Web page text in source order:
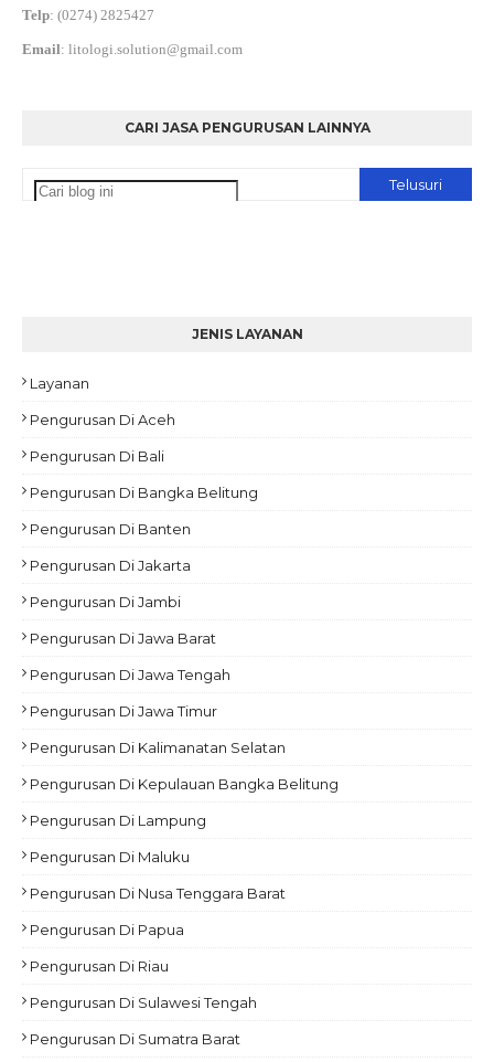
Telp: (0274) 2825427
Email: litologi.solution@gmail.com
CARI JASA PENGURUSAN LAINNYA
JENIS LAYANAN
Layanan
Pengurusan Di Aceh
Pengurusan Di Bali
Pengurusan Di Bangka Belitung
Pengurusan Di Banten
Pengurusan Di Jakarta
Pengurusan Di Jambi
Pengurusan Di Jawa Barat
Pengurusan Di Jawa Tengah
Pengurusan Di Jawa Timur
Pengurusan Di Kalimanatan Selatan
Pengurusan Di Kepulauan Bangka Belitung
Pengurusan Di Lampung
Pengurusan Di Maluku
Pengurusan Di Nusa Tenggara Barat
Pengurusan Di Papua
Pengurusan Di Riau
Pengurusan Di Sulawesi Tengah
Pengurusan Di Sumatra Barat